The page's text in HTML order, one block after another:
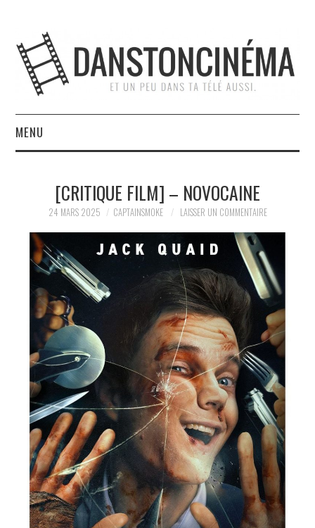
MENU
À PROPOS
L’ÉQUIPE
NOUS SOUTENIR
CONTACT
[CRITIQUE FILM] – NOVOCAINE
24 MARS 2025 CAPTAINSMOKE LAISSER UN COMMENTAIRE